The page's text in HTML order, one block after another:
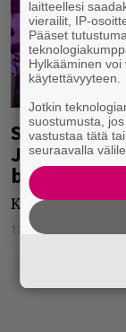
John Smith
bändejä
Kovaa kattausta
17.11.2022
laitteellesi
vierailit, IP-
Pääset
Hylkääminen
käytettävyyteen.
Jotkin
suostumusta,
vastustaa tätä
seuraavalla